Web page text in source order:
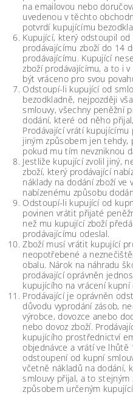
na emailovou nebo
uvedenou v těchto
potvrdí kupujícímu
Kupující, který odstoupil
prodávajícímu zboží do 14
prodávajícímu. Kupující
zboží prodávajícímu, a to i
být vráceno pro svou
Odstoupí-li kupující od
bezodkladně, nejpozději
smlouvy, všechny peněžní
dodání, které od něho
Prodávající vrátí
jiným způsobem jen
pokud mu tím nevzniknou
Jestliže kupující zvolil jiný,
zboží, který prodávající
náklady na dodání zboží ve
nabízenému způsobu
Odstoupí-li kupující od
povinen vrátit přijaté
než mu kupující zboží
prodávajícímu odeslal.
Zboží musí vrátit kupující
neopotřebené a
obalu. Nárok na náhradu
prodávající oprávněn
kupujícího na vrácení kupní
Prodávající je oprávněn
důvodu vyprodání zásob,
výrobce, dovozce anebo
nebo dovoz zboží.
kupujícího prostřednictví
objednávce a vrátí ve lhůtě
odstoupení od kupní
včetně nákladů na dodání,
smlouvy přijal, a to stejným
způsobem určeným